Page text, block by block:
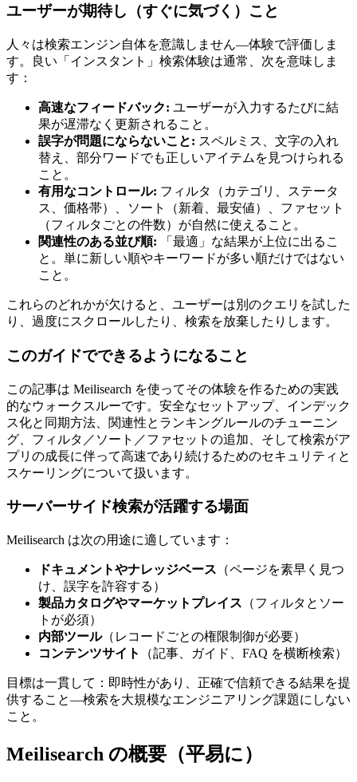
ユーザーが期待し（すぐに気づく）こと
人々は検索エンジン自体を意識しません—体験で評価しま
す。良い「インスタント」検索体験は通常、次を意味しま
す：
高速なフィードバック: ユーザーが入力するたびに結
果が遅滞なく更新されること。
誤字が問題にならないこと: スペルミス、文字の入れ
替え、部分ワードでも正しいアイテムを見つけられる
こと。
有用なコントロール: フィルタ（カテゴリ、ステータ
ス、価格帯）、ソート（新着、最安値）、ファセット
（フィルタごとの件数）が自然に使えること。
関連性のある並び順: 「最適」な結果が上位に出るこ
と。単に新しい順やキーワードが多い順だけではない
こと。
これらのどれかが欠けると、ユーザーは別のクエリを試した
り、過度にスクロールしたり、検索を放棄したりします。
このガイドでできるようになること
この記事は Meilisearch を使ってその体験を作るための実践
的なウォークスルーです。安全なセットアップ、インデック
ス化と同期方法、関連性とランキングルールのチューニン
グ、フィルタ／ソート／ファセットの追加、そして検索がア
プリの成長に伴って高速であり続けるためのセキュリティと
スケーリングについて扱います。
サーバーサイド検索が活躍する場面
Meilisearch は次の用途に適しています：
ドキュメントやナレッジベース （ページを素早く見つ
け、誤字を許容する）
製品カタログやマーケットプレイス （フィルタとソー
トが必須）
内部ツール（レコードごとの権限制御が必要）
コンテンツサイト
（記事、ガイド、FAQ を横断検索）
目標は一貫して：即時性があり、正確で信頼できる結果を提
供すること—検索を大規模なエンジニアリング課題にしない
こと。
Meilisearch の概要（平易に）